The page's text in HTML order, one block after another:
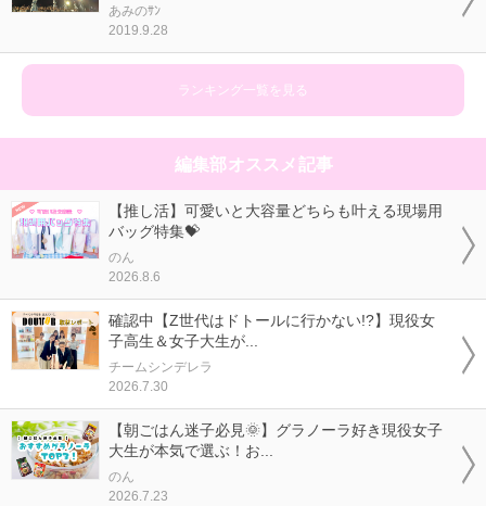
あみのｻﾝ
2019.9.28
ランキング一覧を見る
編集部オススメ記事
【推し活】可愛いと大容量どちらも叶える現場用
バッグ特集💝
のん
2026.8.6
確認中【Z世代はドトールに行かない!?】現役女
子高生＆女子大生が...
チームシンデレラ
2026.7.30
【朝ごはん迷子必見🌞】グラノーラ好き現役女子
大生が本気で選ぶ！お...
のん
2026.7.23